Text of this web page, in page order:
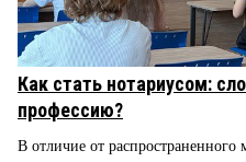
Как стать нотариусом:
профессию?
В отличие от